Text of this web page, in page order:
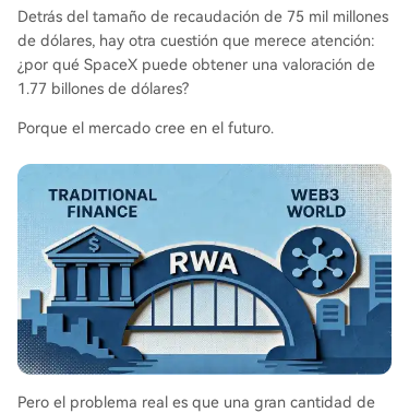
Detrás del tamaño de recaudación de 75 mil millones
de dólares, hay otra cuestión que merece atención:
¿por qué SpaceX puede obtener una valoración de
1.77 billones de dólares?
Porque el mercado cree en el futuro.
Pero el problema real es que una gran cantidad de